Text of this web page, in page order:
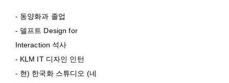
- 동양화과 졸업
- 델프트 Design for
Interaction 석사
- KLM IT 디자인 인턴
- 현) 한국화 스튜디오 (네